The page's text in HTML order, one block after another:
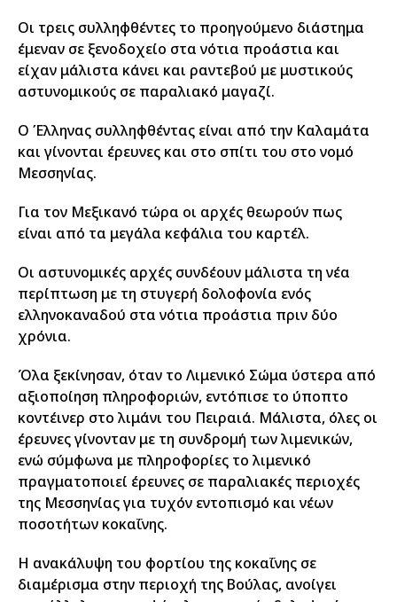
Οι τρεις συλληφθέντες το προηγούμενο διάστημα
έμεναν σε ξενοδοχείο στα νότια προάστια και
είχαν μάλιστα κάνει και ραντεβού με μυστικούς
αστυνομικούς σε παραλιακό μαγαζί.
Ο Έλληνας συλληφθέντας είναι από την Καλαμάτα
και γίνονται έρευνες και στο σπίτι του στο νομό
Μεσσηνίας.
Για τον Μεξικανό τώρα οι αρχές θεωρούν πως
είναι από τα μεγάλα κεφάλια του καρτέλ.
Οι αστυνομικές αρχές συνδέουν μάλιστα τη νέα
περίπτωση με τη στυγερή δολοφονία ενός
ελληνοκαναδού στα νότια προάστια πριν δύο
χρόνια.
Όλα ξεκίνησαν, όταν το Λιμενικό Σώμα ύστερα από
αξιοποίηση πληροφοριών, εντόπισε το ύποπτο
κοντέινερ στο λιμάνι του Πειραιά. Μάλιστα, όλες οι
έρευνες γίνονταν με τη συνδρομή των λιμενικών,
ενώ σύμφωνα με πληροφορίες το λιμενικό
πραγματοποιεί έρευνες σε παραλιακές περιοχές
της Μεσσηνίας για τυχόν εντοπισμό και νέων
ποσοτήτων κοκαΐνης.
Η ανακάλυψη του φορτίου της κοκαΐνης σε
διαμέρισμα στην περιοχή της Βούλας, ανοίγει